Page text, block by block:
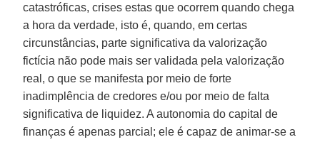
catastróficas, crises estas que ocorrem quando chega
a hora da verdade, isto é, quando, em certas
circunstâncias, parte significativa da valorização
fictícia não pode mais ser validada pela valorização
real, o que se manifesta por meio de forte
inadimplência de credores e/ou por meio de falta
significativa de liquidez. A autonomia do capital de
finanças é apenas parcial; ele é capaz de animar-se a